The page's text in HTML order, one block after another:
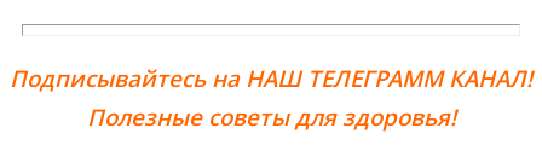
Подписывайтесь на НАШ ТЕЛЕГРАММ КАНАЛ!
Полезные советы для здоровья!